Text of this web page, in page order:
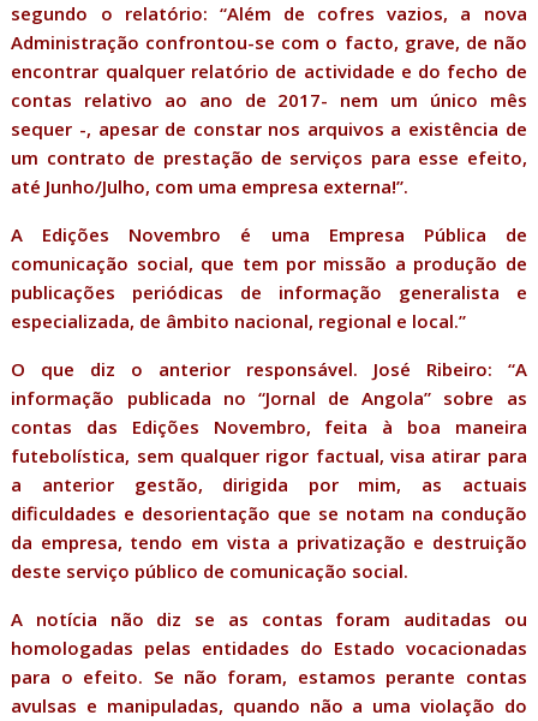
segundo o relatório: “Além de cofres vazios, a nova
Administração confrontou-se com o facto, grave, de não
encontrar qualquer relatório de actividade e do fecho de
contas relativo ao ano de 2017- nem um único mês
sequer -, apesar de constar nos arquivos a existência de
um contrato de prestação de serviços para esse efeito,
até Junho/Julho, com uma empresa externa!”.
A Edições Novembro é uma Empresa Pública de
comunicação social, que tem por missão a produção de
publicações periódicas de informação generalista e
especializada, de âmbito nacional, regional e local.”
O que diz o anterior responsável. José Ribeiro: “A
informação publicada no “Jornal de Angola” sobre as
contas das Edições Novembro, feita à boa maneira
futebolística, sem qualquer rigor factual, visa atirar para
a anterior gestão, dirigida por mim, as actuais
dificuldades e desorientação que se notam na condução
da empresa, tendo em vista a privatização e destruição
deste serviço público de comunicação social.
A notícia não diz se as contas foram auditadas ou
homologadas pelas entidades do Estado vocacionadas
para o efeito. Se não foram, estamos perante contas
avulsas e manipuladas, quando não a uma violação do